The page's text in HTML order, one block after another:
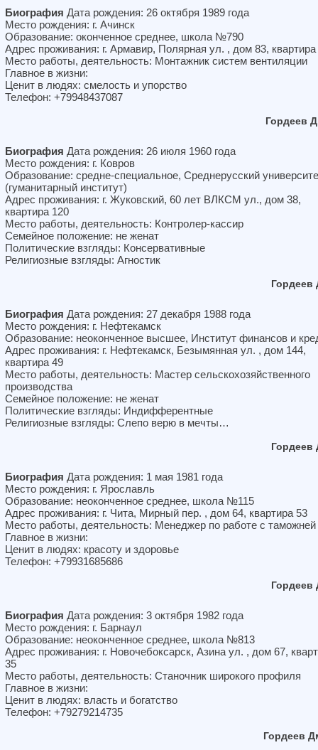
Биография Дата рождения: 26 октября 1989 года
Место рождения: г. Ачинск
Образование: оконченное среднее, школа №790
Адрес проживания: г. Армавир, Полярная ул. , дом 83, квартира
Место работы, деятельность: Монтажник систем вентиляции
Главное в жизни:
Ценит в людях: смелость и упорство
Телефон: +79948437087
Гордеев
Биография Дата рождения: 26 июля 1960 года
Место рождения: г. Ковров
Образование: средне-специальное, Среднерусский
(гуманитарный институт)
Адрес проживания: г. Жуковский, 60 лет ВЛКСМ ул., дом 38,
квартира 120
Место работы, деятельность: Контролер-кассир
Семейное положение: не женат
Политические взгляды: Консервативные
Религиозные взгляды: Агностик
Гордеев
Биография Дата рождения: 27 декабря 1988 года
Место рождения: г. Нефтекамск
Образование: неоконченное высшее, Институт финансов и
Адрес проживания: г. Нефтекамск, Безымянная ул. , дом 144,
квартира 49
Место работы, деятельность: Мастер сельскохозяйственного
производства
Семейное положение: не женат
Политические взгляды: Индифферентные
Религиозные взгляды: Слепо верю в мечты…
Гордеев
Биография Дата рождения: 1 мая 1981 года
Место рождения: г. Ярославль
Образование: неоконченное среднее, школа №115
Адрес проживания: г. Чита, Мирный пер. , дом 64, квартира 53
Место работы, деятельность: Менеджер по работе с таможней
Главное в жизни:
Ценит в людях: красоту и здоровье
Телефон: +79931685686
Гордеев
Биография Дата рождения: 3 октября 1982 года
Место рождения: г. Барнаул
Образование: неоконченное среднее, школа №813
Адрес проживания: г. Новочебоксарск, Азина ул. , дом 67,
35
Место работы, деятельность: Станочник широкого профиля
Главное в жизни:
Ценит в людях: власть и богатство
Телефон: +79279214735
Гордеев